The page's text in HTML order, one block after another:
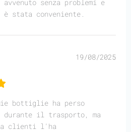
avvenuto senza problemi e
è stata conveniente.
19/08/2025
bottiglie ha perso
durante il trasporto, ma
clienti l'ha